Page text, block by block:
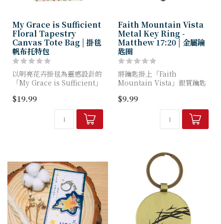
My Grace is Sufficient
Floral Tapestry
Canvas Tote Bag | 掛毯
帆布托特包
以明亮花卉掛毯為靈感設計的
「My Grace is Sufficient」
日常必需品的完美隨身包款。
這款堅固的包袋將伴您度過每
$19.99
Faith Mountain Vista
Metal Key Ring -
Matthew 17:20 | 金屬鑰
匙圈
將鑰匙掛上「Faith
Mountain Vista」銀質鑰匙
手可及。
這款銀質鑰匙圈採用紋章造
型，鐫刻的山景圖案填充著錫
$9.99